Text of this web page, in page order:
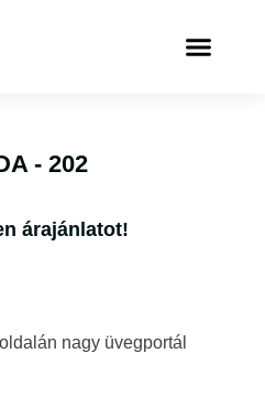
- 202
árajánlatot!
nagy üvegportál